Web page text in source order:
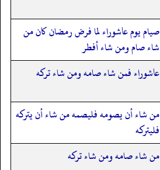
صيام يوم عاشوراء لما فرض رمضان كان من
شاء صام ومن شاء أفطر
عاشوراء فمن شاء صامه ومن شاء تركه
من شاء أن يصومه فليصمه من شاء أن يتركه
فليتركه
من شاء صامه ومن شاء تركه